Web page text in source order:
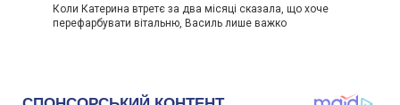
Коли Катерина втретє за два місяці сказала, що хоче
перефарбувати вітальню, Василь лише важко